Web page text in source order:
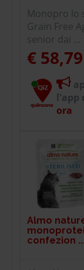
Monopro lo
Grain Free
senior dai ...
€ 58,79
l'app
ora
Almo
confezion ...